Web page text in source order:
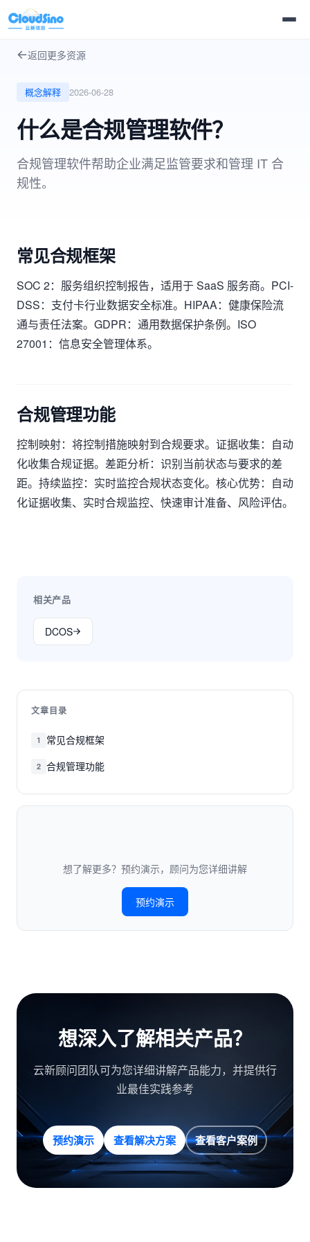
返回更多资源
概念解释 2026-06-28
什么是合规管理软件？
合规管理软件帮助企业满足监管要求和管理 IT 合
规性。
常见合规框架
SOC 2：服务组织控制报告，适用于 SaaS 服务商。PCI-
DSS：支付卡行业数据安全标准。HIPAA：健康保险流
通与责任法案。GDPR：通用数据保护条例。ISO
27001：信息安全管理体系。
合规管理功能
控制映射：将控制措施映射到合规要求。证据收集：自动
化收集合规证据。差距分析：识别当前状态与要求的差
距。持续监控：实时监控合规状态变化。核心优势：自动
化证据收集、实时合规监控、快速审计准备、风险评估。
相关产品
DCOS
文章目录
1 常见合规框架
2 合规管理功能
想了解更多？预约演示，顾问为您详细讲解
预约演示
想深入了解相关产品？
云新顾问团队可为您详细讲解产品能力，并提供行
业最佳实践参考
预约演示 查看解决方案 查看客户案例